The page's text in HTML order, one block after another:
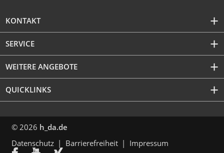
KONTAKT
SERVICE
WEITERE ANGEBOTE
QUICKLINKS
© 2026 h_da.de
Datenschutz
Barrierefreiheit Impressum